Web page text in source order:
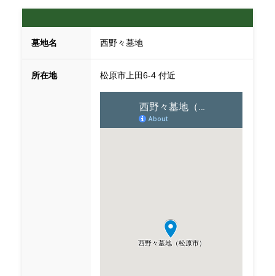
墓地名 西野々墓地
所在地 松原市上田6-4 付近